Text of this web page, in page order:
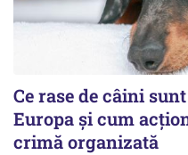
Ce rase de câini
Europa și cum
crimă organizată